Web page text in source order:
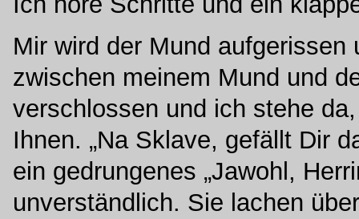
Mir wird der Mund
zwischen meinem Mund und
verschlossen und ich stehe
Ihnen. „Na Sklave, gefällt Dir
ein gedrungenes „Jawohl,
unverständlich. Sie lachen